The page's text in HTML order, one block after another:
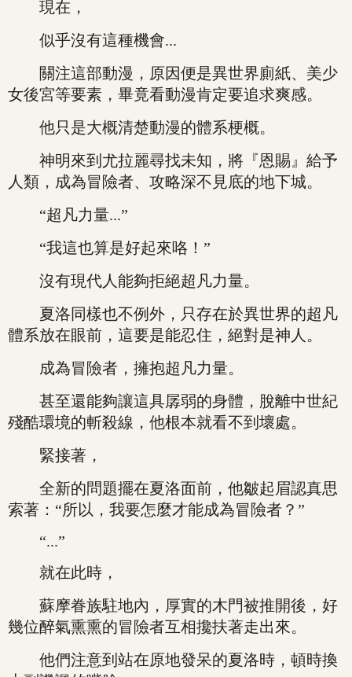
現在，
似乎沒有這種機會...
關注這部動漫，原因便是異世界廁紙、美少
女後宮等要素，畢竟看動漫肯定要追求爽感。
他只是大概清楚動漫的體系梗概。
神明來到尤拉麗尋找未知，將『恩賜』給予
人類，成為冒險者、攻略深不見底的地下城。
“超凡力量...”
“我這也算是好起來咯！”
沒有現代人能夠拒絕超凡力量。
夏洛同樣也不例外，只存在於異世界的超凡
體系放在眼前，這要是能忍住，絕對是神人。
成為冒險者，擁抱超凡力量。
甚至還能夠讓這具孱弱的身體，脫離中世紀
殘酷環境的斬殺線，他根本就看不到壞處。
緊接著，
全新的問題擺在夏洛面前，他皺起眉認真思
索著：“所以，我要怎麼才能成為冒險者？”
“...”
就在此時，
蘇摩眷族駐地內，厚實的木門被推開後，好
幾位醉氣熏熏的冒險者互相攙扶著走出來。
他們注意到站在原地發呆的夏洛時，頓時換